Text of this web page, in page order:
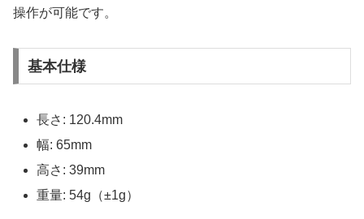
操作が可能です。
基本仕様
長さ: 120.4mm
幅: 65mm
高さ: 39mm
重量: 54g（±1g）